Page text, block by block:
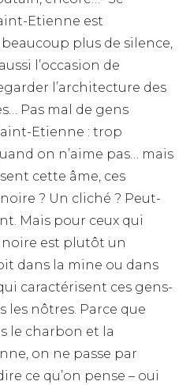
Etienne est
plus de silence,
l’occasion de
l’architecture des
Pas mal de gens
Etienne : trop
on n’aime pas… mais
cette âme, ces
? Un cliché ? Peut-
Mais pour ceux qui
est plutôt un
dans la mine ou dans
caractérisent ces gens-
les nôtres. Parce que
le charbon et la
on ne passe par
ce qu’on pense – oui